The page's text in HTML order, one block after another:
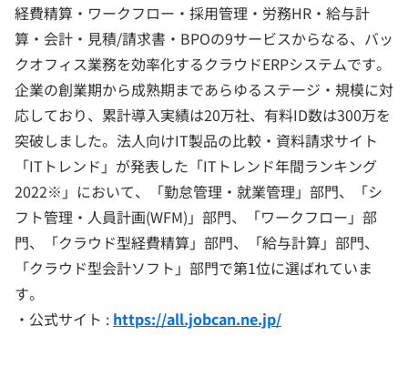
経費精算・ワークフロー・採用管理・労務HR・給与計
算・会計・見積/請求書・BPOの9サービスからなる、バッ
クオフィス業務を効率化するクラウドERPシステムです。
企業の創業期から成熟期まであらゆるステージ・規模に対
応しており、累計導入実績は20万社、有料ID数は300万を
突破しました。法人向けIT製品の比較・資料請求サイト
「ITトレンド」が発表した「ITトレンド年間ランキング
2022※」において、「勤怠管理・就業管理」部門、「シ
フト管理・人員計画(WFM)」部門、「ワークフロー」部
門、「クラウド型経費精算」部門、「給与計算」部門、
「クラウド型会計ソフト」部門で第1位に選ばれていま
す。
・公式サイト : https://all.jobcan.ne.jp/